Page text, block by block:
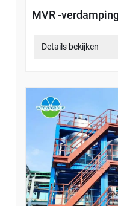
MVR -
Details bekijken